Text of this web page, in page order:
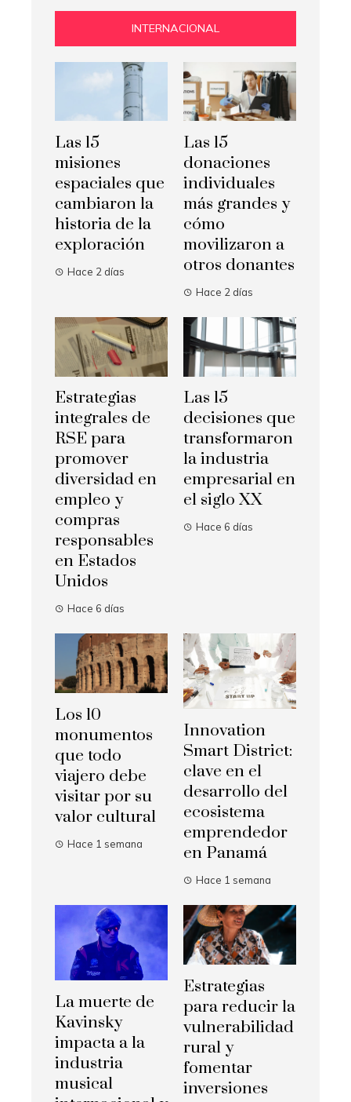
INTERNACIONAL
Las 15
misiones
espaciales que
cambiaron la
historia de la
exploración
Hace 2 días
Las 15
donaciones
individuales
más grandes y
cómo
movilizaron a
otros donantes
Hace 2 días
Estrategias
integrales de
RSE para
promover
diversidad en
empleo y
compras
responsables
en Estados
Unidos
Hace 6 días
Las 15
decisiones que
transformaron
la industria
empresarial en
el siglo XX
Hace 6 días
Los 10
monumentos
que todo
viajero debe
visitar por su
valor cultural
Hace 1 semana
Innovation
Smart District:
clave en el
desarrollo del
ecosistema
emprendedor
en Panamá
Hace 1 semana
La muerte de
Kavinsky
impacta a la
industria
musical
Estrategias
para reducir la
vulnerabilidad
rural y
fomentar
inversiones